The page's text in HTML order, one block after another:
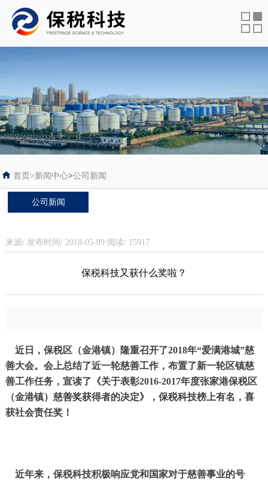
首页>新闻中心>公司新闻
公司新闻
来源/ 发布时间/ 2018-05-09 阅读/ 15917
保税科技又获什么奖啦？
近日，保税区（金港镇）隆重召开了2018年“爱满港城”慈
善大会。会上总结了近一轮慈善工作，布置了新一轮区镇慈
善工作任务，宣读了《关于表彰2016-2017年度张家港保税区
（金港镇）慈善奖获得者的决定》，保税科技榜上有名，喜
获社会责任奖！
近年来，保税科技积极响应党和国家对于慈善事业的号